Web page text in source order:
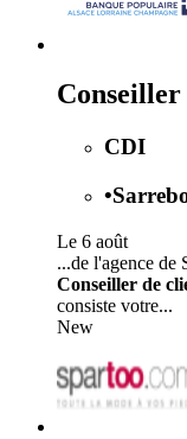
CDI
•
Le 6 août
...de l'agence de
Conseiller de
consiste votre...
New